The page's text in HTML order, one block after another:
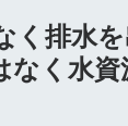
く排水
なく水